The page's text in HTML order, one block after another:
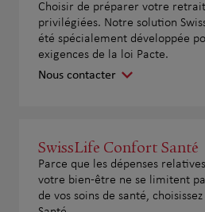
Choisir de préparer votre
privilégiées. Notre solution
été spécialement développée
exigences de la loi Pacte.
Nous contacter
SwissLife Confort Santé
Parce que les dépenses
votre bien-être ne se limitent
de vos soins de santé,